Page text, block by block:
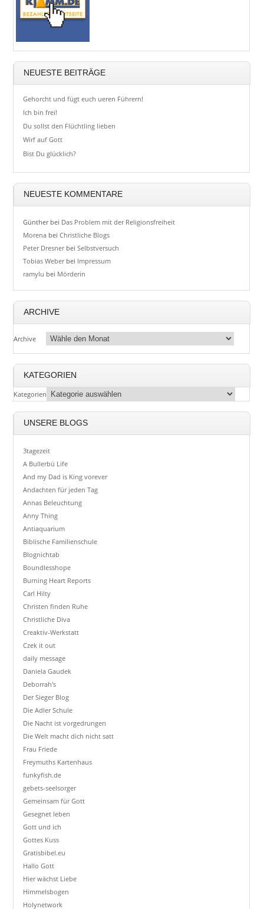
NEUESTE BEITRÄGE
Gehorcht und fügt euch ueren Führern!
Ich bin frei!
Du sollst den Flüchtling lieben
Wirf auf Gott
Bist Du glücklich?
NEUESTE KOMMENTARE
Güntherbei Das Problem mit der Religionsfreiheit
Morena beiChristliche Blogs
Peter DresnerbeiSelbstversuch
Tobias Weberbei Impressum
ramylu bei Mörderin
ARCHIVE
Archive
KATEGORIEN
Kategorien
UNSERE BLOGS
3tagezeit
A Bullerbü Life
And my Dad is King vorever
Andachten für jeden Tag
Annas Beleuchtung
Anny Thing
Antiaquarium
Biblische Familienschule
Blognichtab
Boundlesshope
Burning Heart Reports
Carl Hilty
Christen finden Ruhe
Christliche Diva
Creaktiv-Werkstatt
Czek it out
daily message
Daniela Gaudek
Deborrah's
Der Sieger Blog
Die Adler Schule
Die Nacht ist vorgedrungen
Die Welt macht dich nicht satt
Frau Friede
Freymuths Kartenhaus
funkyfish.de
gebets-seelsorger
Gemeinsam für Gott
Gesegnet leben
Gott und ich
Gottes Kuss
Gratisbibel.eu
Hallo Gott
Hier wächst Liebe
Himmelsbogen
Holynetwork